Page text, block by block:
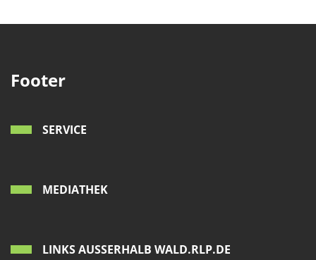
Footer
SERVICE
MEDIATHEK
LINKS AUSSERHALB WALD.RLP.DE